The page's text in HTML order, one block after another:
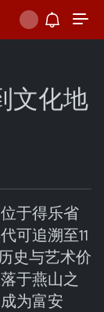
文化地
于得乐省
可追溯至11
史与艺术价
于燕山之
为富安